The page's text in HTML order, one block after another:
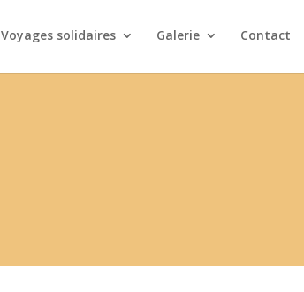
Voyages solidaires Galerie Contact